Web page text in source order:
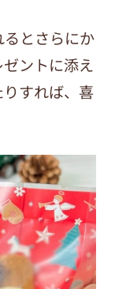
とさらにか
ントに添え
すれば、喜